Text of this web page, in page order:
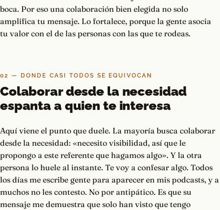
boca. Por eso una colaboración bien elegida no solo
amplifica tu mensaje. Lo fortalece, porque la gente asocia
tu valor con el de las personas con las que te rodeas.
02 — DONDE CASI TODOS SE EQUIVOCAN
Colaborar desde la necesidad
espanta a quien te interesa
Aquí viene el punto que duele. La mayoría busca colaborar
desde la necesidad: «necesito visibilidad, así que le
propongo a este referente que hagamos algo». Y la otra
persona lo huele al instante. Te voy a confesar algo. Todos
los días me escribe gente para aparecer en mis podcasts, y a
muchos no les contesto. No por antipático. Es que su
mensaje me demuestra que solo han visto que tengo